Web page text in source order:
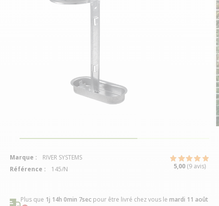
Plus que 1j 14h 0min 7sec pour être livré chez vous le mardi 11 août
Marque :
RIVER SYSTEMS
Référence :
145/N 5,00 (9 avis)